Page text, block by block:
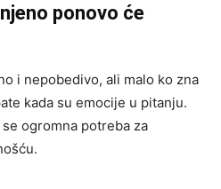
ponovo će
i nepobedivo, ali malo ko zna
kada su emocije u pitanju.
ogromna potreba za